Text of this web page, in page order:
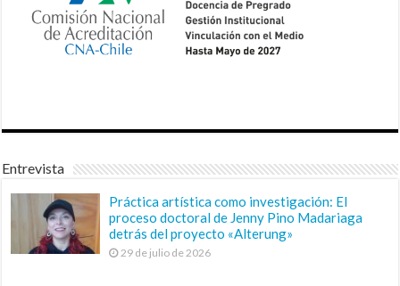
Entrevista
Práctica artística como investigación: El
proceso doctoral de Jenny Pino Madariaga
detrás del proyecto «Alterung»
29 de julio de 2026